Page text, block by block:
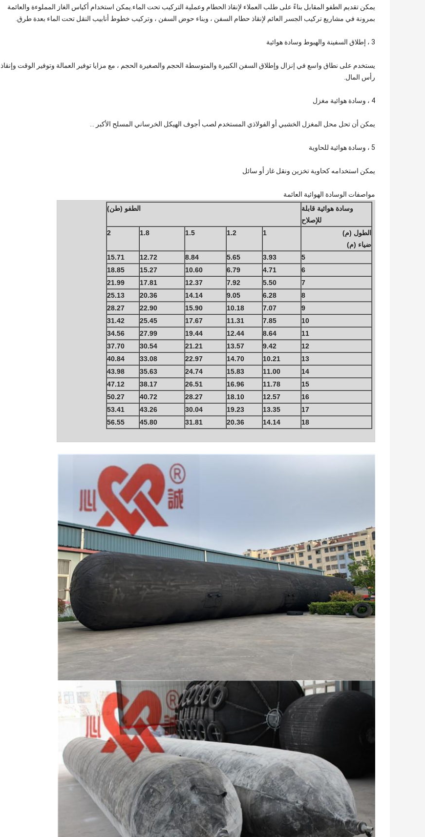
يمكن تقديم الطفو المقابل بناءً على طلب العملاء لإنقاذ الحطام وعملية التركيب تحت الماء.يمكن استخدام أكياس الغاز المملوءة والعائمة
بمرونة في مشاريع تركيب الجسر العائم لإنقاذ حطام السفن ، وبناء حوض السفن ، وتركيب خطوط أنابيب النقل تحت الماء بعدة طرق.
3 ، إطلاق السفينة والهبوط وسادة هوائية
يستخدم على نطاق واسع في إنزال وإطلاق السفن الكبيرة والمتوسطة الحجم والصغيرة الحجم ، مع مزايا توفير العمالة وتوفير الوقت وإنقاذ
رأس المال.
4 ، وسادة هوائية مغزل
يمكن أن تحل محل المغزل الخشبي أو الفولاذي المستخدم لصب أجوف الهيكل الخرساني المسلح الأكبر ...
5 ، وسادة هوائية للحاوية
يمكن استخدامه كحاوية تخزين ونقل غاز أو سائل
مواصفات الوسادة الهوائية العائمة
وسادة هوائية قابلة
للإصلاح
الطفو (طن)
الطول (م)
ضياء (م)
1
1.2
1.5
1.8
2
5
3.93
5.65
8.84
12.72
15.71
6
4.71
6.79
10.60
15.27
18.85
7
5.50
7.92
12.37
17.81
21.99
8
6.28
9.05
14.14
20.36
25.13
9
7.07
10.18
15.90
22.90
28.27
10
7.85
11.31
17.67
25.45
31.42
11
8.64
12.44
19.44
27.99
34.56
12
9.42
13.57
21.21
30.54
37.70
13
10.21
14.70
22.97
33.08
40.84
14
11.00
15.83
24.74
35.63
43.98
15
11.78
16.96
26.51
38.17
47.12
16
12.57
18.10
28.27
40.72
50.27
17
13.35
19.23
30.04
43.26
53.41
18
14.14
20.36
31.81
45.80
56.55